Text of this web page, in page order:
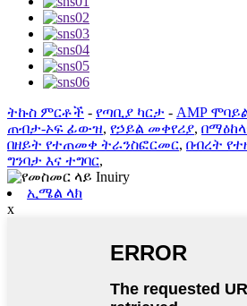
ትኩስ ምርቶች - የጣቢያ ካርታ - AMP
ጠብታ-ኦፍ ፊውዝ, የኃይል መቀየሪያ,
በዘይት የተጠመቀ ትራንስፎርመር, በብረት
ግንባታ እና ተግባር,
ኢሜል ላክ
x